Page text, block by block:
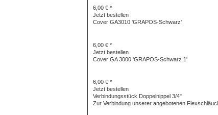
6,00 € *
Jetzt bestellen
Cover GA3010 'GRAPOS-Schwarz'
6,00 € *
Jetzt bestellen
Cover GA 3000 'GRAPOS-Schwarz 1'
6,00 € *
Jetzt bestellen
Verbindungsstück Doppelnippel 3/4"
Zur Verbindung unserer angebotenen